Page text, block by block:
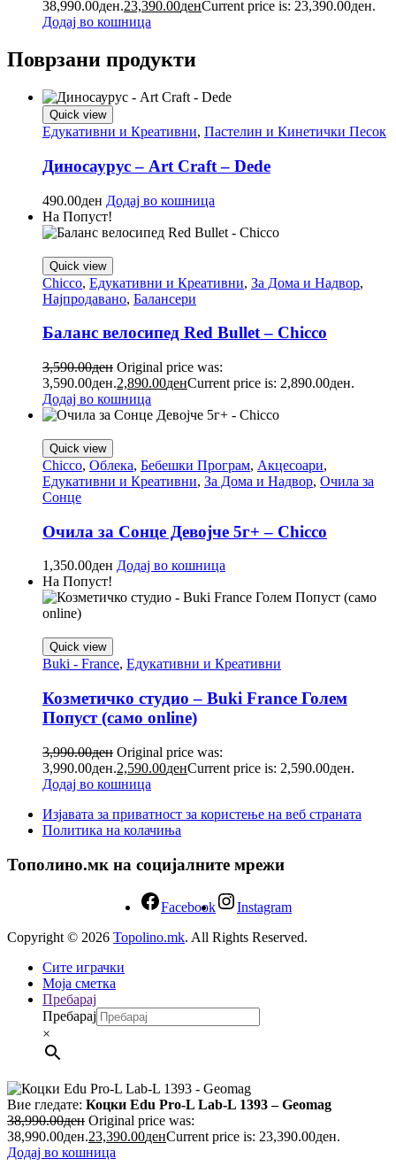
38,990.00ден.23,390.00денCurrent price is: 23,390.00ден.
Додај во кошница
Поврзани продукти
Quick view
Едукативни и Креативни, Пастелин и Кинетички Песок
Диносаурус – Art Craft – Dede
490.00ден Додај во кошница
На Попуст!
Quick view
Chicco, Едукативни и Креативни, За Дома и Надвор,
Најпродавано, Балансери
Баланс велосипед Red Bullet – Chicco
3,590.00ден Original price was:
3,590.00ден.2,890.00денCurrent price is: 2,890.00ден.
Додај во кошница
Quick view
Chicco, Облека, Бебешки Програм, Акцесоари,
Едукативни и Креативни, За Дома и Надвор, Очила за
Сонце
Очила за Сонце Девојче 5г+ – Chicco
1,350.00ден Додај во кошница
На Попуст!
Quick view
Buki - France, Едукативни и Креативни
Козметичко студио – Buki France Голем
Попуст (само online)
3,990.00ден Original price was:
3,990.00ден.2,590.00денCurrent price is: 2,590.00ден.
Додај во кошница
Изјавата за приватност за користење на веб страната
Политика на колачиња
Тополино.мк на социјалните мрежи
Facebook
Instagram
Copyright © 2026 Topolino.mk. All Rights Reserved.
Сите играчки
Моја сметка
Пребарај
Пребарај
×
Вие гледате: Коцки Edu Pro-L Lab-L 1393 – Geomag
38,990.00ден Original price was:
38,990.00ден.23,390.00денCurrent price is: 23,390.00ден.
Додај во кошница